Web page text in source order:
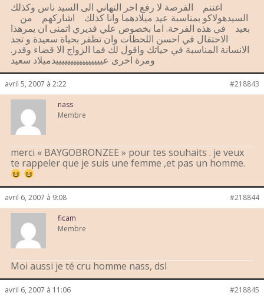
اغتنم الفرصة لا رفع احر التهاني الى السيد ناس وكذلك
السيدهولاكو بمناسبة عيد ميلادهما وانا كذلك اشاركهم من
بعيد في هذه الفرحة. اما بخصوص علي قديري اتمنى ان يمرهذا
الاحتفال في احسن اللحظات وان تظفر بحياة سعيدة و تجد
الانسانة المناسبة في حياتك واقول لك فما الزواج الا قضاء وقدر.
ومرة اخرى عييييييييييييييييدميلاد سعيد
avril 5, 2007 à 2:22 #218843
nass
Membre
merci « BAYGOBRONZEE » pour tes souhaits . je veux
te rappeler que je suis une femme ,et pas un homme.
avril 6, 2007 à 9:08 #218844
ficam
Membre
Moi aussi je té cru homme nass, dsl
avril 6, 2007 à 11:06 #218845